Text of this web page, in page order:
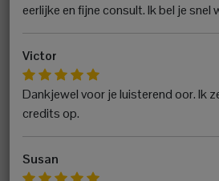
eerlijke en fijne consult. Ik bel je snel
Victor
Dankjewel voor je luisterend oor. Ik
credits op.
Susan